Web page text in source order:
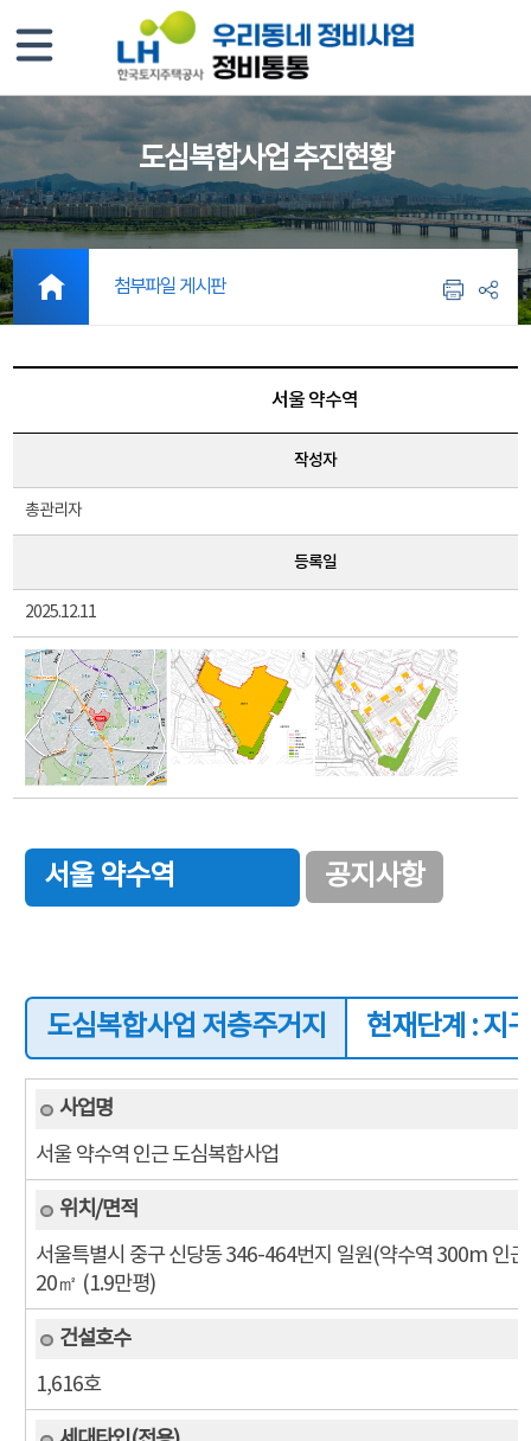
도심복합사업 추진현황
첨부파일 게시판
서울 약수역
작성자
총관리자
등록일
2025.12.11
서울 약수역 공지사항
도심복합사업 저층주거지 현재단계 : 지
서울 약수역 인근 도심복합사업
서울특별시 중구 신당동 346-464번지 일원(약수역 300m 인
20㎡ (1.9만평)
1,616호